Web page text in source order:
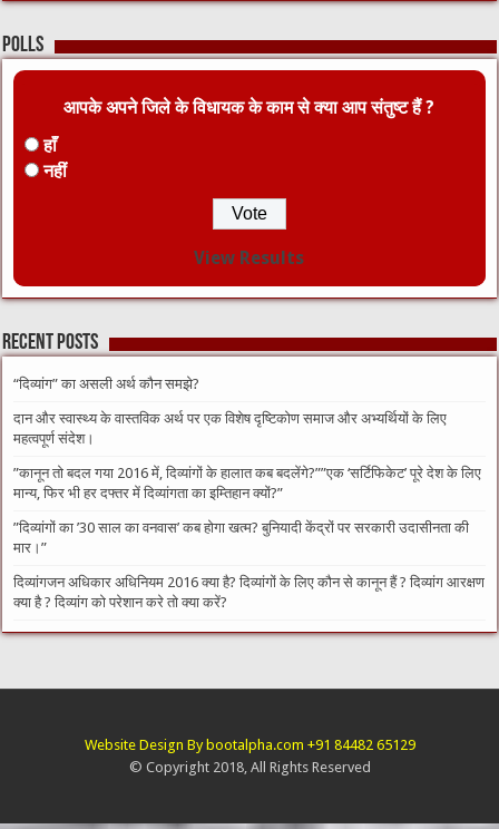
Polls
आपके अपने जिले के विधायक के काम से क्या आप संतुष्ट हैं ?
हाँ
नहीं
View Results
Recent Posts
“दिव्यांग” का असली अर्थ कौन समझे?
दान और स्वास्थ्य के वास्तविक अर्थ पर एक विशेष दृष्टिकोण समाज और अभ्यर्थियों के लिए
महत्वपूर्ण संदेश।
​”कानून तो बदल गया 2016 में, दिव्यांगों के हालात कब बदलेंगे?”​”एक ‘सर्टिफिकेट’ पूरे देश के लिए
मान्य, फिर भी हर दफ्तर में दिव्यांगता का इम्तिहान क्यों?”
​”दिव्यांगों का ’30 साल का वनवास’ कब होगा खत्म? बुनियादी केंद्रों पर सरकारी उदासीनता की
मार।”
दिव्यांगजन अधिकार अधिनियम 2016 क्या है? दिव्यांगों के लिए कौन से कानून हैं ? दिव्यांग आरक्षण
क्या है ? दिव्यांग को परेशान करे तो क्या करें?
Website Design By bootalpha.com +91 84482 65129
© Copyright 2018, All Rights Reserved